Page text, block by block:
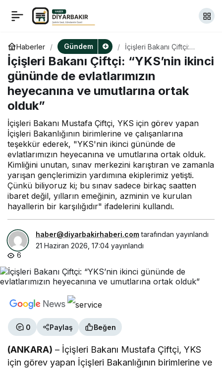
Haberler Gündem
İçişleri Bakanı Çiftçi:
“YKS’nin ikinci gününde
de evlatlarımızın
heyecanına ve umutlarına
ortak olduk”
İçişleri Bakanı Çiftçi: “YKS’nin ikinci
gününde de evlatlarımızın
heyecanına ve umutlarına ortak
olduk”
İçişleri Bakanı Mustafa Çiftçi, YKS için görev yapan
İçişleri Bakanlığının birimlerine ve çalışanlarına
teşekkür ederek, "YKS'nin ikinci gününde de
evlatlarımızın heyecanına ve umutlarına ortak olduk.
Kimliğini unutan, sınav merkezini karıştıran ve zamanla
yarışan gençlerimizin yardımına ekiplerimiz yetişti.
Çünkü biliyoruz ki; bu sınav sadece birkaç saatten
ibaret değil, yılların emeğinin, azminin ve kurulan
hayallerin bir karşılığıdır" ifadelerini kullandı.
haber@diyarbakirhaberi.comtarafından yayınlandı
21 Haziran 2026, 17:04 yayınlandı
6
0 Paylaş Beğen
(ANKARA) – İçişleri Bakanı Mustafa Çiftçi, YKS
için görev yapan İçişleri Bakanlığının birimlerine ve
Dışişleri Bakanı Fidan,
Sudan Dışişleri ve
Uluslararası İşbirliği
Bakanı Salem ile görüştü
Paylaş